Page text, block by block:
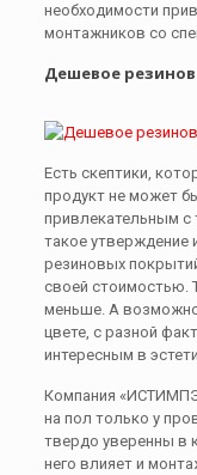
необходимости
монтажников со
Дешевое
Есть скептики,
продукт не может
привлекательным с
такое утверждение
резиновых
своей стоимостью.
меньше. А
цвете, с разной
интересным в
Компания
на пол только у
твердо уверенны в
него влияет и